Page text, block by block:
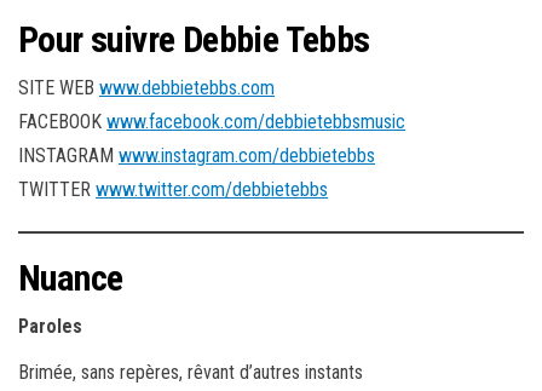
Pour suivre Debbie Tebbs
SITE WEB www.debbietebbs.com
FACEBOOK www.facebook.com/debbietebbsmusic
INSTAGRAM www.instagram.com/debbietebbs
TWITTER www.twitter.com/debbietebbs
Nuance
Paroles
Brimée, sans repères, rêvant d’autres instants